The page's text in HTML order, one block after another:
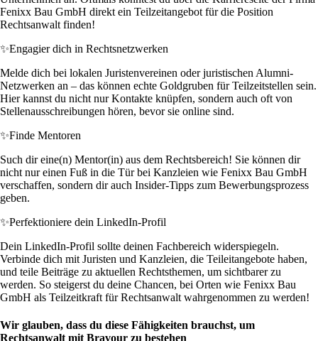
Fenixx Bau GmbH direkt ein Teilzeitangebot für die Position
Rechtsanwalt finden!
✨Engagier dich in Rechtsnetzwerken
Melde dich bei lokalen Juristenvereinen oder juristischen Alumni-
Netzwerken an – das können echte Goldgruben für Teilzeitstellen sein.
Hier kannst du nicht nur Kontakte knüpfen, sondern auch oft von
Stellenausschreibungen hören, bevor sie online sind.
✨Finde Mentoren
Such dir eine(n) Mentor(in) aus dem Rechtsbereich! Sie können dir
nicht nur einen Fuß in die Tür bei Kanzleien wie Fenixx Bau GmbH
verschaffen, sondern dir auch Insider-Tipps zum Bewerbungsprozess
geben.
✨Perfektioniere dein LinkedIn-Profil
Dein LinkedIn-Profil sollte deinen Fachbereich widerspiegeln.
Verbinde dich mit Juristen und Kanzleien, die Teileitangebote haben,
und teile Beiträge zu aktuellen Rechtsthemen, um sichtbarer zu
werden. So steigerst du deine Chancen, bei Orten wie Fenixx Bau
GmbH als Teilzeitkraft für Rechtsanwalt wahrgenommen zu werden!
Wir glauben, dass du diese Fähigkeiten brauchst, um
Rechtsanwalt mit Bravour zu bestehen